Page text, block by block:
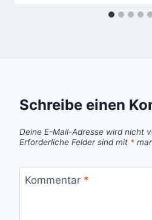
Schreibe einen
Deine E-Mail-Adresse wird nicht
Erforderliche Felder sind mit *
Kommentar *